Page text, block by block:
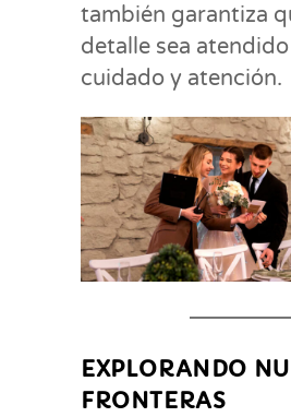
también garantiza
detalle sea
cuidado y atención.
EXPLORANDO
FRONTERAS